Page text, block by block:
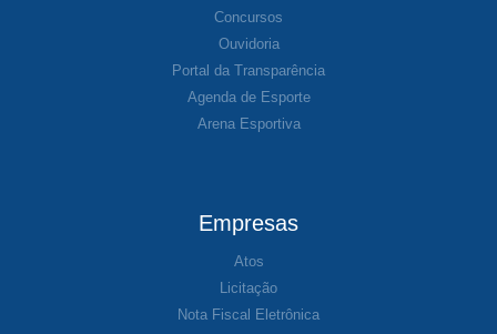
Concursos
Ouvidoria
Portal da Transparência
Agenda de Esporte
Arena Esportiva
Empresas
Atos
Licitação
Nota Fiscal Eletrônica